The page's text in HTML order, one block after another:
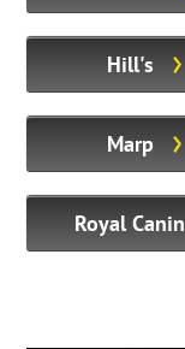
Hill's
Marp
Royal Canin